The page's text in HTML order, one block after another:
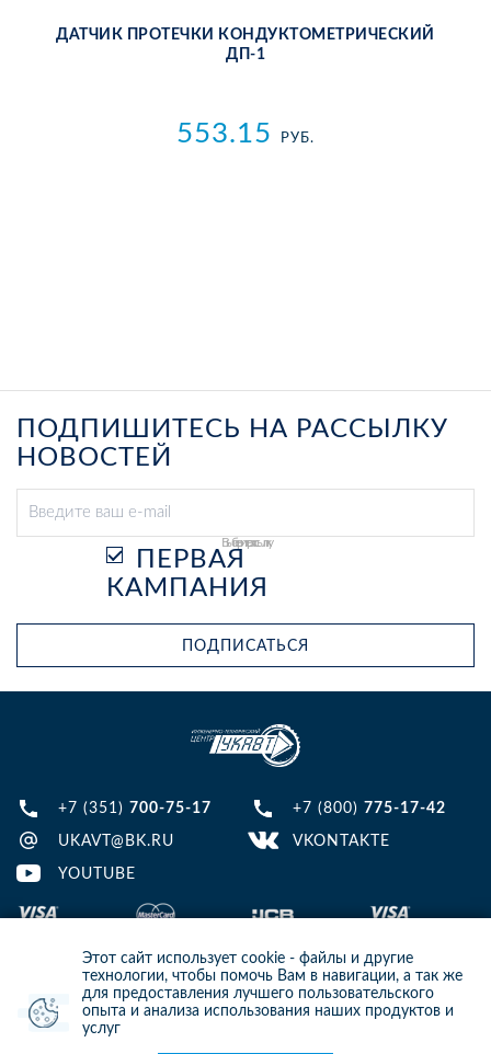
Этот сайт использует cookie - файлы и другие
технологии, чтобы помочь Вам в навигации, а так же
для предоставления лучшего пользовательского
опыта и анализа использования наших продуктов и
услуг
ДАТ­ЧИК ПРО­ТЕЧ­КИ КОН­ДУК­ТО­МЕТ­РИ­ЧЕ­СКИЙ
ДП-1
553.15 РУБ.
ПОДПИШИТЕСЬ НА РАССЫЛКУ
НОВОСТЕЙ
Выберите рассылку
ПЕРВАЯ
КАМПАНИЯ
ПОДПИСАТЬСЯ
+7 (351) 700-75-17 +7 (800) 775-17-42
UKAVT@BK.RU VKONTAKTE
YOUTUBE
© 2013-2024 ООО ИТЦ УКАВТ. ИНН: 7448122124, ОГРН: 1097448007216
ИНФОРМАЦИЯ НА САЙТЕ НЕ ЯВЛЯЕТСЯ ПУБЛИЧНОЙ ОФЕРТОЙ. ДЛЯ